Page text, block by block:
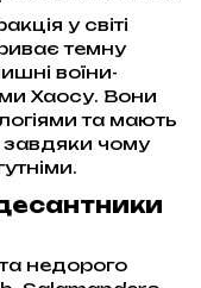
у світі
темну
воїни-
Хаосу. Вони
та мають
чому
недорого